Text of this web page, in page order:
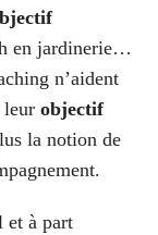
en jardinerie…
n’aident
leur objectif
la notion de
et à part